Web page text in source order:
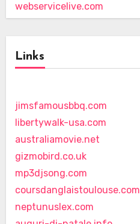
webservicelive.com
Links
jimsfamousbbq.com
libertywalk-usa.com
australiamovie.net
gizmobird.co.uk
mp3djsong.com
coursdanglaistoulouse.com
neptunuslex.com